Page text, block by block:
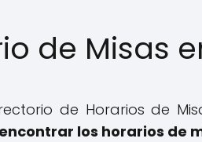
de Misas
de Horarios de
los horarios de